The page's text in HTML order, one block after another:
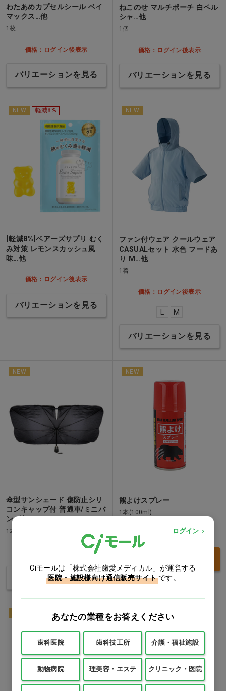
わたあめカプセルシール ベイ
マックス…他
1枚
価格：ログイン後表示
バリエーションを見る
ねこのせ マルチポーチ 白ペル
シャ…他
1個
価格：ログイン後表示
バリエーションを見る
NEW 軽減8%
[軽減8%]ベアーズサプリ むく
み対策 レモンスカッシュ風
味…他
価格：ログイン後表示
バリエーションを見る
NEW
ファン付ウェア クールウェア
CASUALセット 水色 フードあ
り M…他
1着
価格：ログイン後表示
M
バリエーションを見る
NEW
傘型サンシェード 傷防止シリ
コンキャップ付 普通車/ミニバ
ン…他
1本
バリエーションを見る
NEW
熊よけスプレー
1本(100ml)
価格：ログイン後表示
NEW
ログイン
Ciモールは「株式会社歯愛メディカル」が運営する
医院・施設様向け通信販売サイト です。
あなたの業種をお答えください
歯科医院 歯科技工所 介護・福祉施設
動物病院 理美容・エステ クリニック・医院